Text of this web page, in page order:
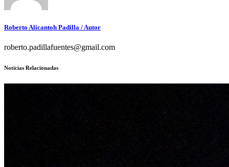
Roberto Alicantoh Padilla / Autor
roberto.padillafuentes@gmail.com
Noticias Relacionadas